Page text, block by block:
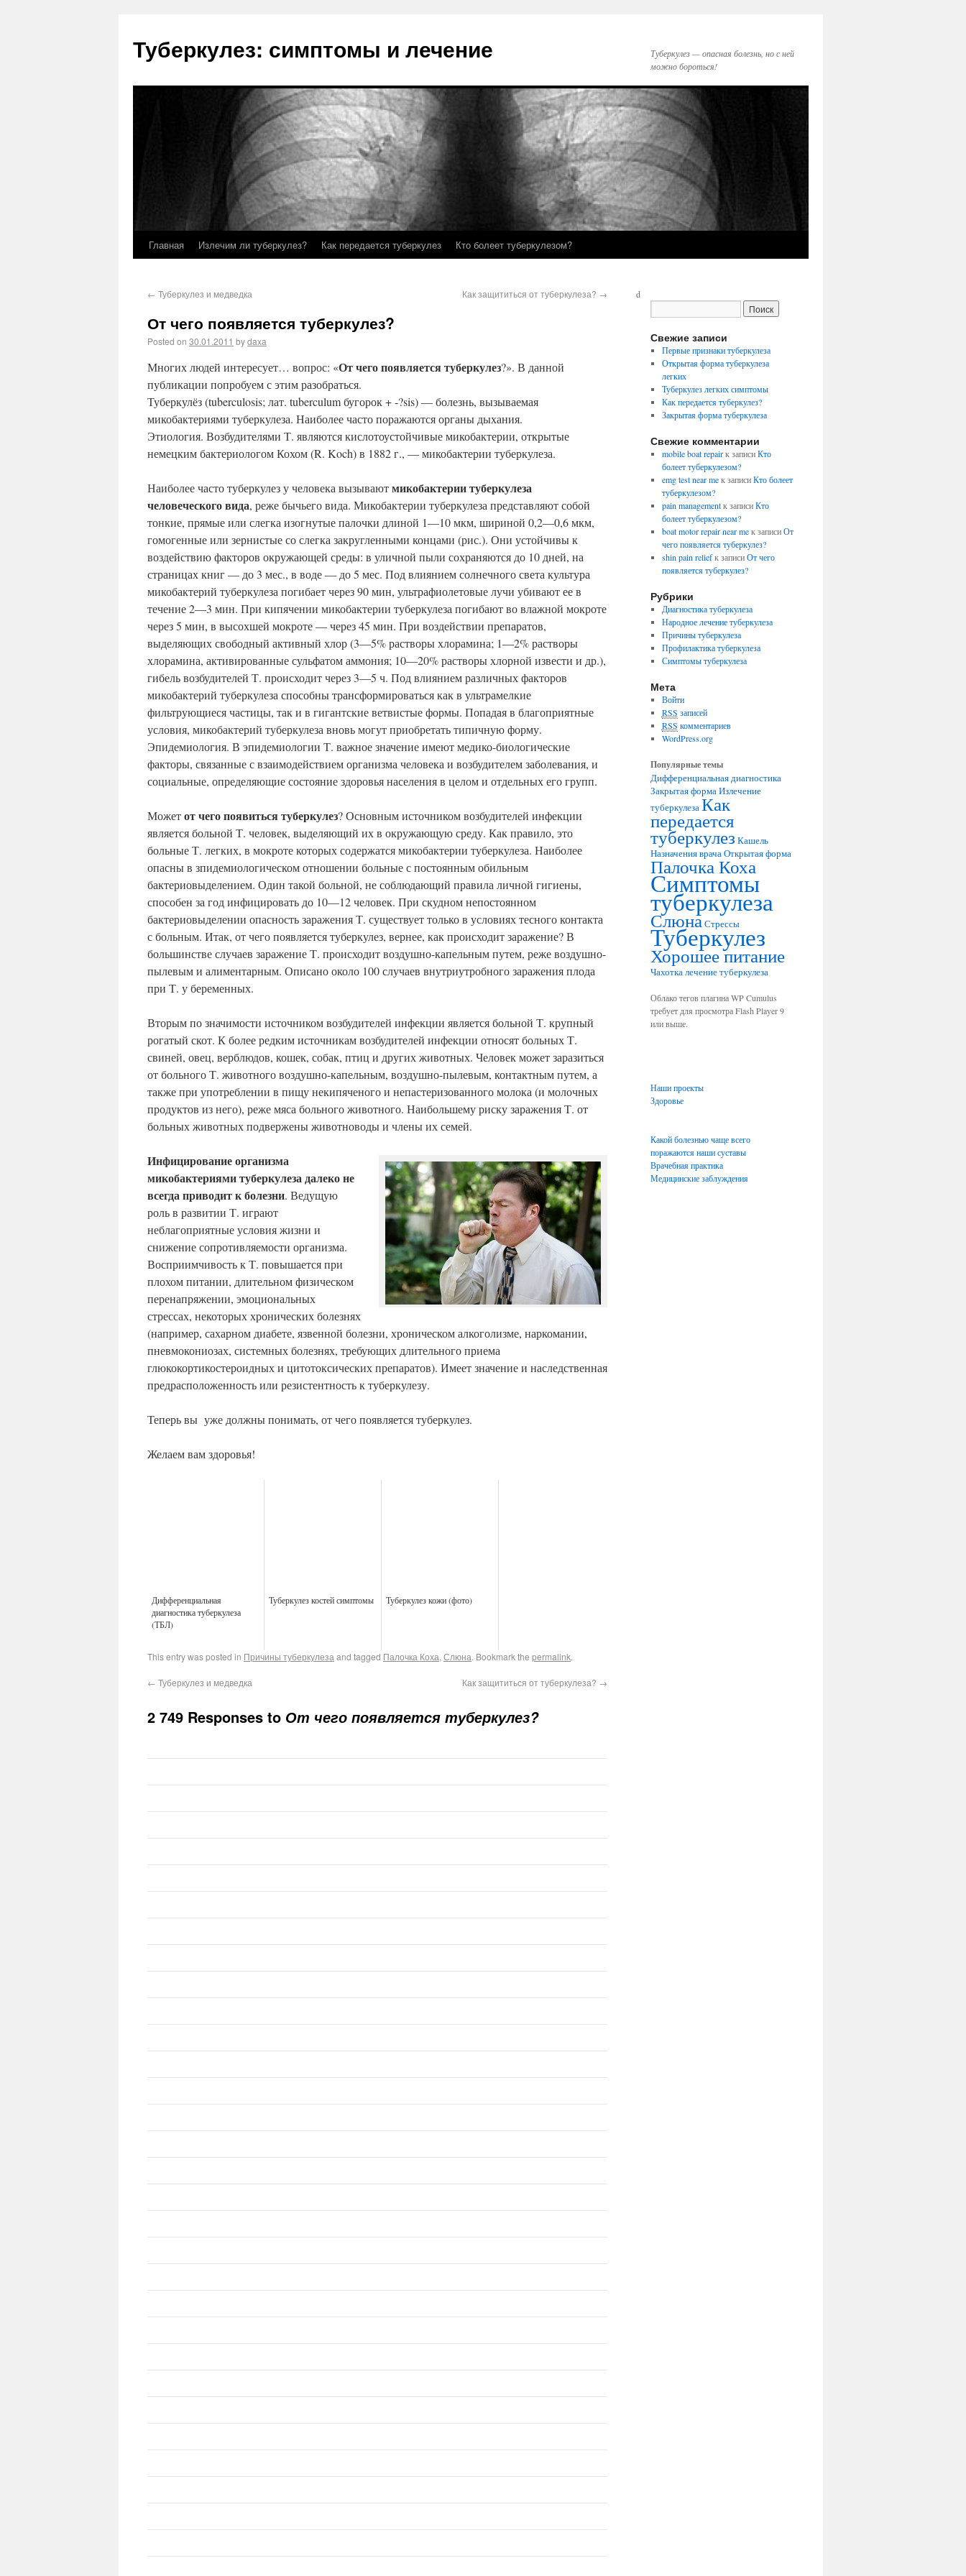
Туберкулез: симптомы и лечение
Туберкулез — опасная болезнь, но с ней
можно бороться!
Главная Излечим ли туберкулез? Как передается туберкулез Кто болеет туберкулезом?
← Туберкулез и медведка Как защититься от туберкулеза? →
От чего появляется туберкулез?
Posted on 30.01.2011 bydaxa
Многих людей интересует… вопрос: «От чего появляется туберкулез?». В данной
публикации попробуем с этим разобраться.
Туберкулёз (tuberculosis; лат. tuberculum бугорок + -?sis) — болезнь, вызываемая
микобактериями туберкулеза. Наиболее часто поражаются органы дыхания.
Этиология. Возбудителями Т. являются кислотоустойчивые микобактерии, открытые
немецким бактериологом Кохом (R. Koch) в 1882 г., — микобактерии туберкулеза.
Наиболее часто туберкулез у человека вызываютмикобактерии туберкулеза
человеческого вида, реже бычьего вида. Микобактерии туберкулеза представляют собой
тонкие, прямые или слегка изогнутые палочки длиной 1—10 мкм, шириной 0,2—0,6 мкм,
гомогенные или зернистые со слегка закругленными концами (рис.). Они устойчивы к
воздействию факторов окружающей среды: в уличной пыли сохраняются до 10 дней, на
страницах книг — до 3 мес., в воде — до 5 мес. Под влиянием солнечного света культура
микобактерий туберкулеза погибает через 90 мин, ультрафиолетовые лучи убивают ее в
течение 2—3 мин. При кипячении микобактерии туберкулеза погибают во влажной мокроте
через 5 мин, в высохшей мокроте — через 45 мин. При воздействии препаратов,
выделяющих свободный активный хлор (3—5% растворы хлорамина; 1—2% растворы
хлорамина, активированные сульфатом аммония; 10—20% растворы хлорной извести и др.),
гибель возбудителей Т. происходит через 3—5 ч. Под влиянием различных факторов
микобактерий туберкулеза способны трансформироваться как в ультрамелкие
фильтрующиеся частицы, так и в гигантские ветвистые формы. Попадая в благоприятные
условия, микобактерий туберкулеза вновь могут приобретать типичную форму.
Эпидемиология. В эпидемиологии Т. важное значение имеют медико-биологические
факторы, связанные с взаимодействием организма человека и возбудителем заболевания, и
социальные, определяющие состояние здоровья населения в целом и отдельных его групп.
Можетот чего появиться туберкулез? Основным источником возбудителей инфекции
является больной Т. человек, выделяющий их в окружающую среду. Как правило, это
больные Т. легких, в мокроте которых содержатся микобактерии туберкулеза. Наиболее
опасны в зпидемиологическом отношении больные с постоянным обильным
бактериовыделением. Один такой больной, не соблюдающий правила личной гигиены,
способен за год инфицировать до 10—12 человек. При скудном непостоянном
бактериовыделении опасность заражения Т. существует только в условиях тесного контакта
с больным. Итак, от чего появляется туберкулез, вернее, как происходит заражение? В
большинстве случаев заражение Т. происходит воздушно-капельным путем, реже воздушно-
пылевым и алиментарным. Описано около 100 случаев внутриутробного заражения плода
при Т. у беременных.
Вторым по значимости источником возбудителей инфекции является больной Т. крупный
рогатый скот. К более редким источникам возбудителей инфекции относят больных Т.
свиней, овец, верблюдов, кошек, собак, птиц и других животных. Человек может заразиться
от больного Т. животного воздушно-капельным, воздушно-пылевым, контактным путем, а
также при употреблении в пищу некипяченого и непастеризованного молока (и молочных
продуктов из него), реже мяса больного животного. Наибольшему риску заражения Т. от
больных животных подвержены животноводы и члены их семей.
Инфицирование организма
микобактериями туберкулеза далеко не
всегда приводит к болезни. Ведущую
роль в развитии Т. играют
неблагоприятные условия жизни и
снижение сопротивляемости организма.
Восприимчивость к Т. повышается при
плохом питании, длительном физическом
перенапряжении, эмоциональных
стрессах, некоторых хронических болезнях
(например, сахарном диабете, язвенной болезни, хроническом алкоголизме, наркомании,
пневмокониозах, системных болезнях, требующих длительного приема
глюкокортикостероидных и цитотоксических препаратов). Имеет значение и наследственная
предрасположенность или резистентность к туберкулезу.
Теперь вы уже должны понимать, от чего появляется туберкулез.
Желаем вам здоровья!
Дифференциальная
диагностика туберкулеза
(ТБЛ)
Туберкулез костей симптомы Туберкулез кожи (фото)
This entry was posted in Причины туберкулеза and tagged Палочка Коха, Слюна. Bookmark the permalink.
← Туберкулез и медведка Как защититься от туберкулеза? →
2 749 Responses to От чего появляется туберкулез?
Свежие записи
Первые признаки туберкулеза
Открытая форма туберкулеза
легких
Туберкулез легких симптомы
Как передается туберкулез?
Закрытая форма туберкулеза
Свежие комментарии
mobile boat repairк записиКто
болеет туберкулезом?
emg test near meк записиКто болеет
туберкулезом?
pain managementк записиКто
болеет туберкулезом?
boat motor repair near meк записиОт
чего появляется туберкулез?
shin pain reliefк записиОт чего
появляется туберкулез?
Рубрики
Диагностика туберкулеза
Народное лечение туберкулеза
Причины туберкулеза
Профилактика туберкулеза
Симптомы туберкулеза
Мета
Войти
RSS записей
RSS комментариев
WordPress.org
Популярные темы
Дифференциальная диагностика
Закрытая формаИзлечение
туберкулезаКак
передается
туберкулез Кашель
Назначения врачаОткрытая форма
Палочка Коха
Симптомы
туберкулеза
СлюнаСтрессы
Туберкулез
Хорошее питание
Чахоткалечение туберкулеза
Облако тегов плагина WP Cumulus
требует для просмотра Flash Player 9
или выше.
Наши проекты
Здоровье
Какой болезнью чаще всего
поражаются наши суставы
Врачебная практика
Медицинские заблуждения
d